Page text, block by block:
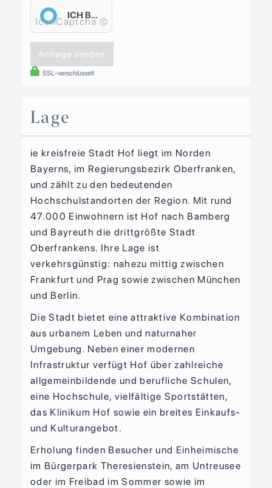
Anfrage senden
SSL-verschlüsselt
ICH BIN EIN MENSCH.
IconCaptcha ©
Lage
ie kreisfreie Stadt Hof liegt im Norden
Bayerns, im Regierungsbezirk Oberfranken,
und zählt zu den bedeutenden
Hochschulstandorten der Region. Mit rund
47.000 Einwohnern ist Hof nach Bamberg
und Bayreuth die drittgrößte Stadt
Oberfrankens. Ihre Lage ist
verkehrsgünstig: nahezu mittig zwischen
Frankfurt und Prag sowie zwischen München
und Berlin.
Die Stadt bietet eine attraktive Kombination
aus urbanem Leben und naturnaher
Umgebung. Neben einer modernen
Infrastruktur verfügt Hof über zahlreiche
allgemeinbildende und berufliche Schulen,
eine Hochschule, vielfältige Sportstätten,
das Klinikum Hof sowie ein breites Einkaufs-
und Kulturangebot.
Erholung finden Besucher und Einheimische
im Bürgerpark Theresienstein, am Untreusee
oder im Freibad im Sommer sowie im